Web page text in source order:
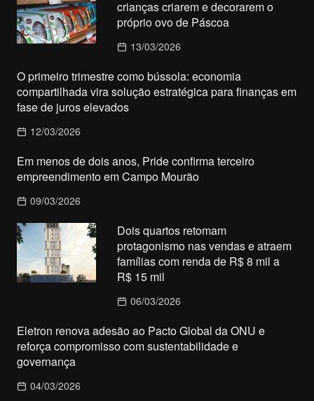
crianças criarem e decorarem o
próprio ovo de Páscoa
13/03/2026
O primeiro trimestre como bússola: economia
compartilhada vira solução estratégica para finanças em
fase de juros elevados
12/03/2026
Em menos de dois anos, Pride confirma terceiro
empreendimento em Campo Mourão
09/03/2026
Dois quartos retomam
protagonismo nas vendas e atraem
famílias com renda de R$ 8 mil a
R$ 15 mil
06/03/2026
Eletron renova adesão ao Pacto Global da ONU e
reforça compromisso com sustentabilidade e
governança
04/03/2026